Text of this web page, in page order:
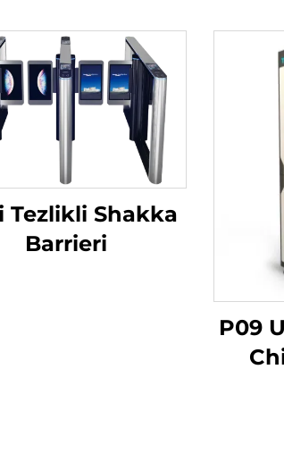
Tezlikli Shakka
Barrieri
P09